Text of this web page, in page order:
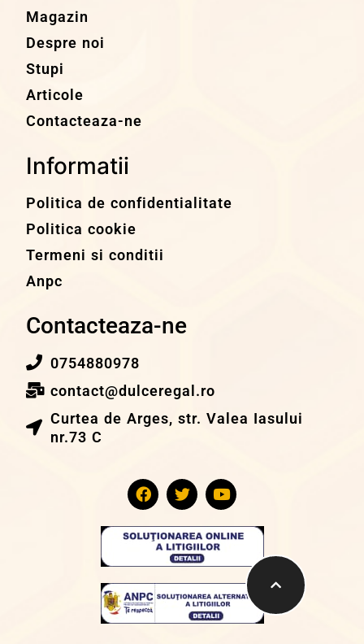
Magazin
Despre noi
Stupi
Articole
Contacteaza-ne
Informatii
Politica de confidentialitate
Politica cookie
Termeni si conditii
Anpc
Contacteaza-ne
0754880978
contact@dulceregal.ro
Curtea de Arges, str. Valea Iasului
nr.73 C